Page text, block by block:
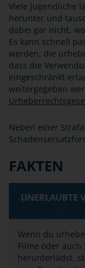
Viele Jugendliche
herunter und
dabei gar nicht,
Es kann schnell
werden, die
dass die
eingeschränkt
weitergegeben
Neben einer
FAKTEN
UNERLAUBTE
Wenn du
Filme oder auch
herunterlädst,